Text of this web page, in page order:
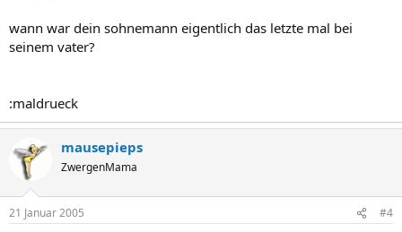
wann war dein sohnemann eigentlich das letzte mal bei
seinem vater?
:maldrueck
mausepieps
ZwergenMama
21 Januar 2005 #4